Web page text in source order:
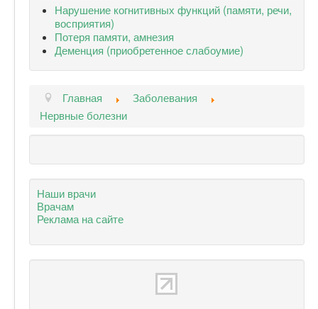
Нарушение когнитивных функций (памяти, речи,
восприятия)
Потеря памяти, амнезия
Деменция (приобретенное слабоумие)
Главная
Заболевания
Нервные болезни
Наши врачи
Врачам
Реклама на сайте